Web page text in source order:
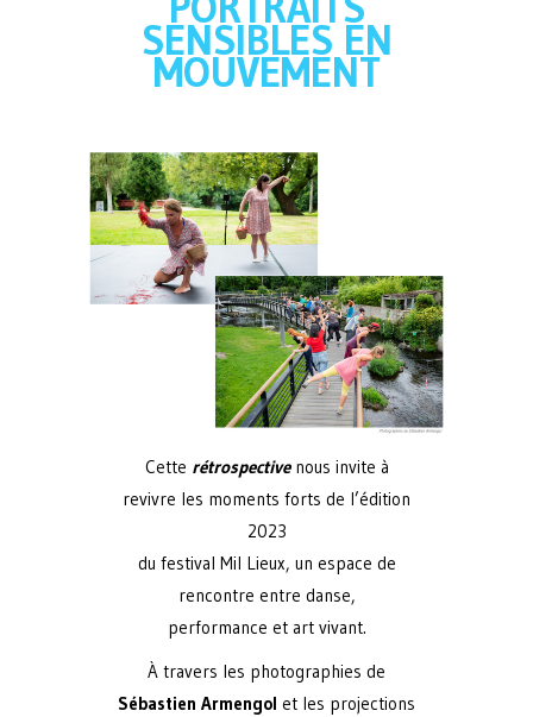
SENSIBLES EN
MOUVEMENT
Cette rétrospectivenous invite à
revivre les moments forts de l’édition
2023
du festival Mil Lieux, un espace de
rencontre entre danse,
performance et art vivant.
À travers les photographies de
Sébastien Armengol et les projections